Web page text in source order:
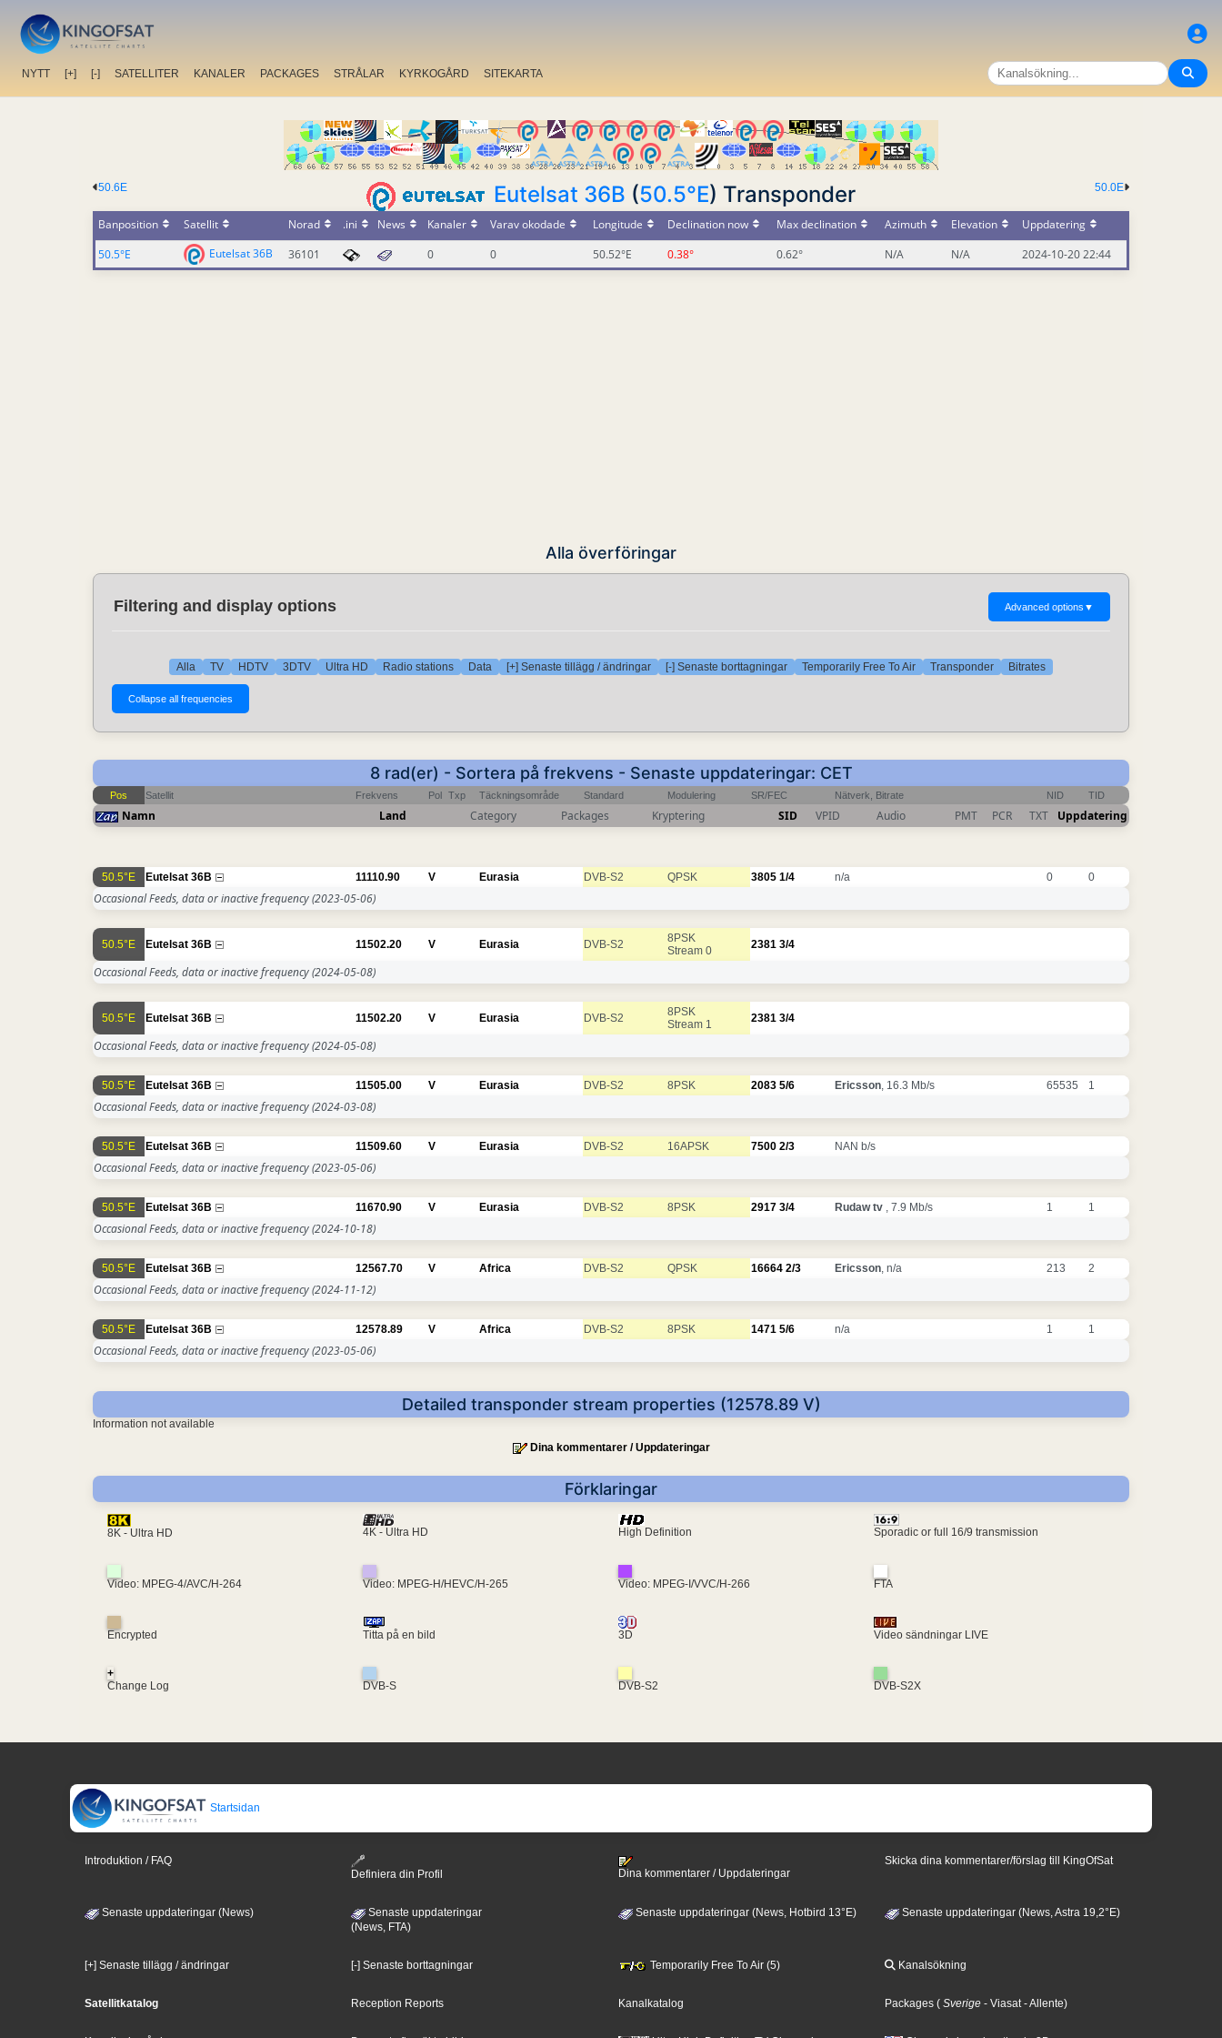
NYTT [+] [-] SATELLITER KANALER PACKAGES STRÅLAR KYRKOGÅRD SITEKARTA
50.0E
50.6E Eutelsat 36B (50.5°E) Transponder
Banposition Satellit Norad .ini News Kanaler Varav okodade Longitude Declination now Max declination Azimuth Elevation
Uppdatering
50.5°E
Eutelsat 36B 36101 0 0 50.52°E 0.38° 0.62° N/A N/A 2024-10-20 22:44
Alla överföringar
Filtering and display options Advanced options ▼
Alla TV HDTV 3DTV Ultra HD Radio stations Data [+] Senaste tillägg / ändringar [-] Senaste borttagningar Temporarily Free To Air Transponder Bitrates
8 rad(er) - Sortera på frekvens - Senaste uppdateringar: CET
Pos Satellit Frekvens Pol Txp Täckningsområde Standard Modulering SR/FEC Nätverk, Bitrate NID TID
Namn Land Category Packages Kryptering SID VPID Audio PMT PCR TXT Uppdatering
50.5°E Eutelsat 36B 11110.90 V Eurasia DVB-S2 QPSK 3805 1/4 n/a 0 0
Occasional Feeds, data or inactive frequency(2023-05-06)
50.5°E Eutelsat 36B 11502.20 V Eurasia DVB-S2
8PSK
Stream 0
2381 3/4
Occasional Feeds, data or inactive frequency(2024-05-08)
50.5°E Eutelsat 36B 11502.20 V Eurasia DVB-S2
8PSK
Stream 1
2381 3/4
Occasional Feeds, data or inactive frequency(2024-05-08)
50.5°E Eutelsat 36B 11505.00 V Eurasia DVB-S2 8PSK 2083 5/6 Ericsson , 16.3 Mb/s 65535 1
Occasional Feeds, data or inactive frequency(2024-03-08)
50.5°E Eutelsat 36B 11509.60 V Eurasia DVB-S2 16APSK 7500 2/3 NAN b/s
Occasional Feeds, data or inactive frequency(2023-05-06)
50.5°E Eutelsat 36B 11670.90 V Eurasia DVB-S2 8PSK 2917 3/4 Rudaw tv , 7.9 Mb/s 1 1
Occasional Feeds, data or inactive frequency(2024-10-18)
50.5°E Eutelsat 36B 12567.70 V Africa DVB-S2 QPSK 16664 2/3 Ericsson , n/a 213 2
Occasional Feeds, data or inactive frequency(2024-11-12)
50.5°E Eutelsat 36B 12578.89 V Africa DVB-S2 8PSK 1471 5/6 n/a 1 1
Occasional Feeds, data or inactive frequency(2023-05-06)
Detailed transponder stream properties (12578.89 V)
Information not available
Dina kommentarer / Uppdateringar
Förklaringar
8K - Ultra HD 4K - Ultra HD High Definition Sporadic or full 16/9 transmission
Video: MPEG-4/AVC/H-264 Video: MPEG-H/HEVC/H-265 Video: MPEG-I/VVC/H-266 FTA
Encrypted Titta på en bild 3D Video sändningar LIVE
+
Change Log
DVB-S DVB-S2 DVB-S2X
Startsidan
Introduktion / FAQ
Definiera din Profil
Dina kommentarer / Uppdateringar
Skicka dina kommentarer/förslag till KingOfSat
Senaste uppdateringar (News)
Senaste uppdateringar
(News, FTA)
Senaste uppdateringar (News, Hotbird 13°E) Senaste uppdateringar (News, Astra 19,2°E)
[+] Senaste tillägg / ändringar [-] Senaste borttagningar Temporarily Free To Air (5) Kanalsökning
Satellitkatalog Reception Reports Kanalkatalog Packages ( Sverige - Viasat- Allente)